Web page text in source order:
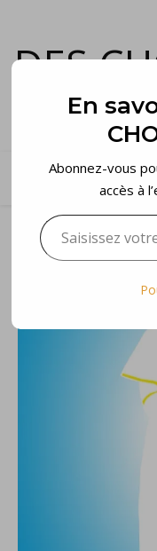
DES
En
Abonnez-vous
accès à
Saisissez votre